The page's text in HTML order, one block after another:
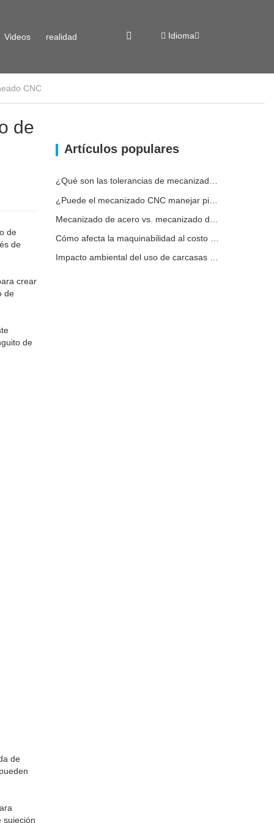
Videos realidad Idioma
CNC
de
de
de
crear
de
de
de
sujeción
Artículos populares
¿Qué son las tolerancias de mecanizado CNC y por qué son importantes?
Impacto ambiental del uso de carcasas de aluminio